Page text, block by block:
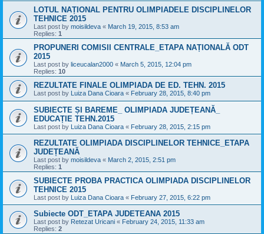
LOTUL NAȚIONAL PENTRU OLIMPIADELE DISCIPLINELOR
TEHNICE 2015
Last post by moisildeva « March 19, 2015, 8:53 am
Replies: 1
PROPUNERI COMISII CENTRALE_ETAPA NAȚIONALĂ ODT
2015
Last post by liceucalan2000 « March 5, 2015, 12:04 pm
Replies: 10
REZULTATE FINALE OLIMPIADA DE ED. TEHN. 2015
Last post by Luiza Dana Cioara « February 28, 2015, 8:40 pm
SUBIECTE ȘI BAREME_ OLIMPIADA JUDEȚEANĂ_
EDUCAȚIE TEHN.2015
Last post by Luiza Dana Cioara « February 28, 2015, 2:15 pm
REZULTATE OLIMPIADA DISCIPLINELOR TEHNICE_ETAPA
JUDEȚEANĂ
Last post by moisildeva « March 2, 2015, 2:51 pm
Replies: 1
SUBIECTE PROBA PRACTICA OLIMPIADA DISCIPLINELOR
TEHNICE 2015
Last post by Luiza Dana Cioara « February 27, 2015, 6:22 pm
Subiecte ODT_ETAPA JUDETEANA 2015
Last post by Retezat Uricani « February 24, 2015, 11:33 am
Replies: 2